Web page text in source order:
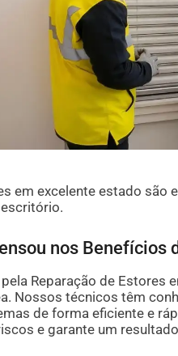
em excelente estado são
nos Benefícios
Reparação de Estores
Nossos técnicos têm
de forma eficiente e
e garante um